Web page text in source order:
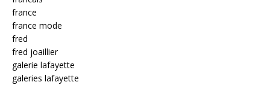
france
france mode
fred
fred joaillier
galerie lafayette
galeries lafayette